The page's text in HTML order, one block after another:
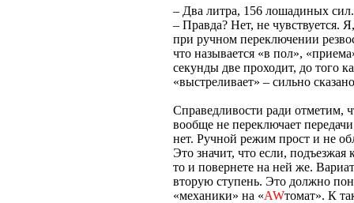
– Два литра, 156 лошадиных сил.
– Правда? Нет, не чувствуется.
при ручном переключении
что называется «в пол»,
секунды две проходит, до того
«выстреливает» – сильно
Справедливости ради отметим,
вообще не переключает
нет. Ручной режим прост и не
Это значит, что если, подъезжая
то и повернете на ней же.
вторую ступень. Это должно
«механики» на «AWтомат». К